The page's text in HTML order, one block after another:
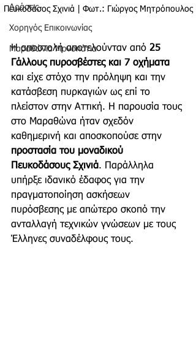
Δράσεις
Χορηγός Επικοινωνίας
Μαραθώνια Μονοπάτια
Πευκοδάσος Σχινιά | Φωτ.: Γιώργος Μητρόπουλος
Η αποστολή αποτελούνταν από 25
Γάλλους πυροσβέστες και 7 οχήματα
και είχε στόχο την πρόληψη και την
κατάσβεση πυρκαγιών ως επί το
πλείστον στην Αττική. Η παρουσία τους
στο Μαραθώνα ήταν σχεδόν
καθημερινή και αποσκοπούσε στην
προστασία του μοναδικού
Πευκοδάσους Σχινιά. Παράλληλα
υπήρξε ιδανικό έδαφος για την
πραγματοποίηση ασκήσεων
πυρόσβεσης με απώτερο σκοπό την
ανταλλαγή τεχνικών γνώσεων με τους
Έλληνες συναδέλφους τους.